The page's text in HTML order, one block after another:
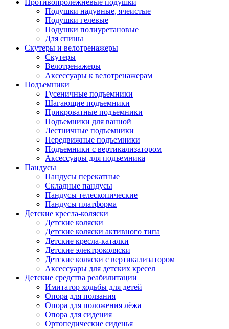
Противопролежневые подушки
Подушки надувные, ячеистые
Подушки гелевые
Подушки полиуретановые
Для спины
Скутеры и велотренажеры
Скутеры
Велотренажеры
Аксессуары к велотренажерам
Подъемники
Гусеничные подъемники
Шагающие подъемники
Прикроватные подъемники
Подъемники для ванной
Лестничные подъемники
Передвижные подъемники
Подъемники с вертикализатором
Аксессуары для подъемника
Пандусы
Пандусы перекатные
Складные пандусы
Пандусы телескопические
Пандусы платформа
Детские кресла-коляски
Детские коляски
Детские коляски активного типа
Детские кресла-каталки
Детские электроколяски
Детские коляски с вертикализатором
Аксессуары для детских кресел
Детские средства реабилитации
Имитатор ходьбы для детей
Опора для ползания
Опора для положения лёжа
Опора для сидения
Ортопедические сиденья